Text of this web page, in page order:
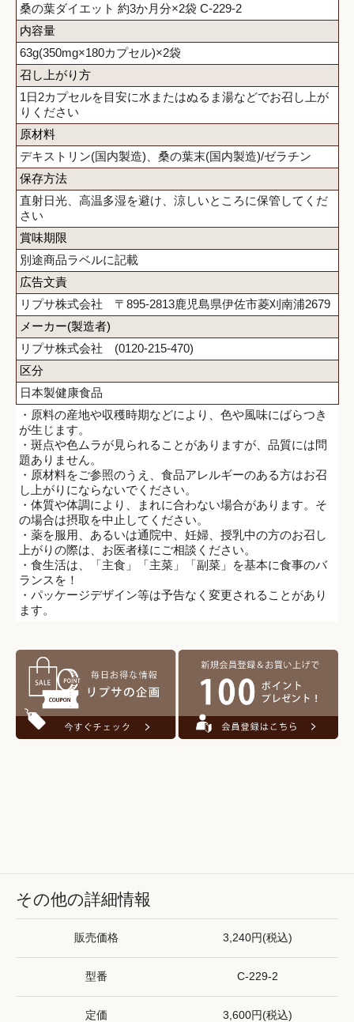
桑の葉ダイエット 約3か月分×2袋 C-229-2
内容量
63g(350mg×180カプセル)×2袋
召し上がり方
1日2カプセルを目安に水またはぬるま湯などでお召し上が
りください
原材料
デキストリン(国内製造)、桑の葉末(国内製造)/ゼラチン
保存方法
直射日光、高温多湿を避け、涼しいところに保管してくだ
さい
賞味期限
別途商品ラベルに記載
広告文責
リプサ株式会社 〒895-2813鹿児島県伊佐市菱刈南浦2679
メーカー(製造者)
リプサ株式会社 (0120-215-470)
区分
日本製健康食品
・原料の産地や収穫時期などにより、色や風味にばらつき
が生じます。
・斑点や色ムラが見られることがありますが、品質には問
題ありません。
・原材料をご参照のうえ、食品アレルギーのある方はお召
し上がりにならないでください。
・体質や体調により、まれに合わない場合があります。そ
の場合は摂取を中止してください。
・薬を服用、あるいは通院中、妊婦、授乳中の方のお召し
上がりの際は、お医者様にご相談ください。
・食生活は、「主食」「主菜」「副菜」を基本に食事のバ
ランスを！
・パッケージデザイン等は予告なく変更されることがあり
ます。
その他の詳細情報
販売価格 3,240円(税込)
型番 C-229-2
定価 3,600円(税込)